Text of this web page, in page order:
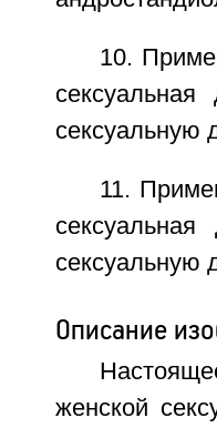
10.
сексуальную
11.
сексуальную
Описание
женской